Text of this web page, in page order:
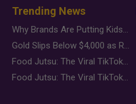
Trending News
Why Brands Are Putting Kids Behind the Camera in a New Instagram Trend
Gold Slips Below $4,000 as Rate Fears Trump Geopolitical Risk
Food Jutsu: The Viral TikTok Trend Taking Over Social Media
Food Jutsu: The Viral TikTok Trend Taking Over Social Media